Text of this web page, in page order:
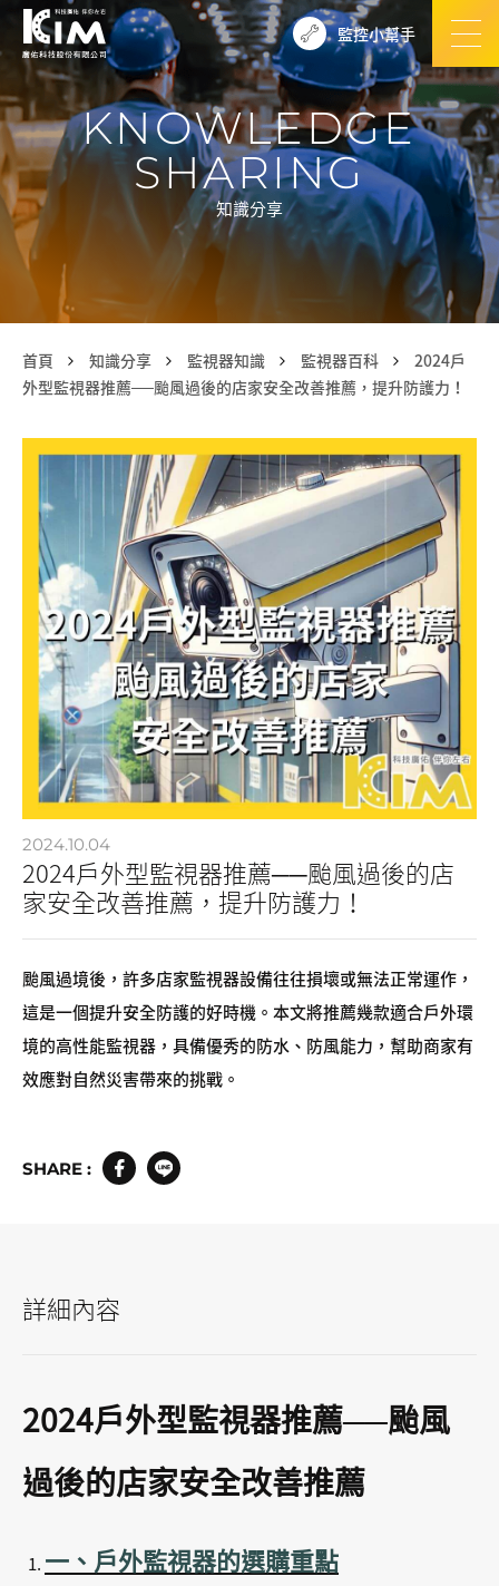
監控小幫手
KNOWLEDGE
SHARING
知識分享
首頁 知識分享 監視器知識 監視器百科
2024戶
外型監視器推薦──颱風過後的店家安全改善推薦，提升防護力！
2024.10.04
2024戶外型監視器推薦──颱風過後的店
家安全改善推薦，提升防護力！
颱風過境後，許多店家監視器設備往往損壞或無法正常運作，
這是一個提升安全防護的好時機。本文將推薦幾款適合戶外環
境的高性能監視器，具備優秀的防水、防風能力，幫助商家有
效應對自然災害帶來的挑戰。
SHARE :
詳細內容
2024戶外型監視器推薦──颱風
過後的店家安全改善推薦
一、戶外監視器的選購重點